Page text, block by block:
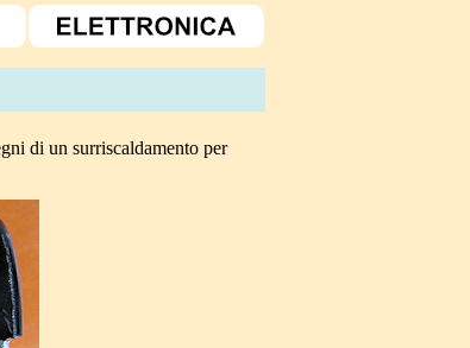
di un surriscaldamento per